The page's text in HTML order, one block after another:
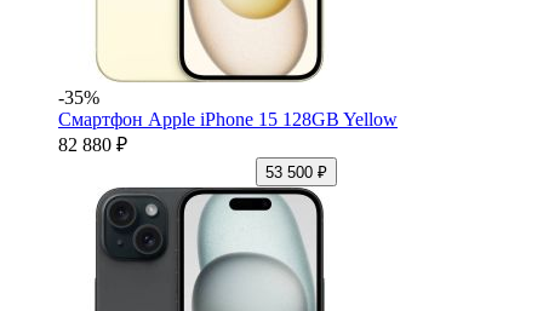
-35%
Смартфон Apple iPhone 15 128GB Yellow
82 880 ₽
53 500 ₽